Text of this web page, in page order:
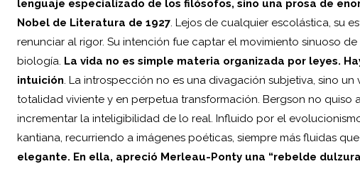
lenguaje especializado de los filósofos, sino una prosa de
Nobel de Literatura de 1927. Lejos de cualquier escolástica, su
renunciar al rigor. Su intención fue captar el movimiento sinuoso
biología. La vida no es simple materia organizada por leyes.
intuición. La introspección no es una divagación subjetiva, sino
totalidad viviente y en perpetua transformación. Bergson no quiso
incrementar la inteligibilidad de lo real. Influido por el
kantiana, recurriendo a imágenes poéticas, siempre más fluidas
elegante. En ella, apreció Merleau-Ponty una “rebelde